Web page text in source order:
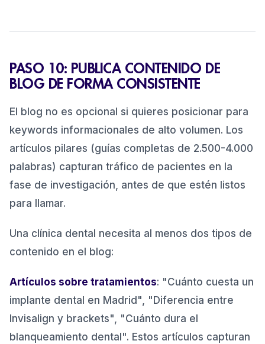
PASO 10: PUBLICA CONTENIDO DE
BLOG DE FORMA CONSISTENTE
El blog no es opcional si quieres posicionar para
keywords informacionales de alto volumen. Los
artículos pilares (guías completas de 2.500-4.000
palabras) capturan tráfico de pacientes en la
fase de investigación, antes de que estén listos
para llamar.
Una clínica dental necesita al menos dos tipos de
contenido en el blog:
Artículos sobre tratamientos: "Cuánto cuesta un
implante dental en Madrid", "Diferencia entre
Invisalign y brackets", "Cuánto dura el
blanqueamiento dental". Estos artículos capturan